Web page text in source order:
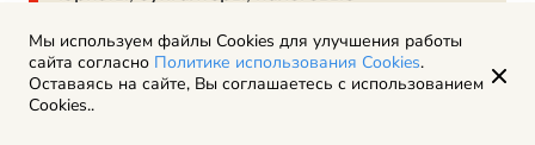
Мы используем файлы Cookies для улучшения работы
сайта согласно Политике использования Cookies.
Оставаясь на сайте, Вы соглашаетесь с использованием
Cookies..